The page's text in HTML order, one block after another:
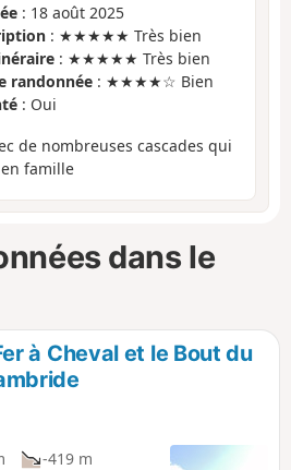
: 18 août 2025
: ★★★★★ Très bien
: ★★★★★ Très bien
randonnée : ★★★★☆ Bien
: Oui
de nombreuses cascades qui
famille
dans le
à Cheval et le Bout du
-419 m